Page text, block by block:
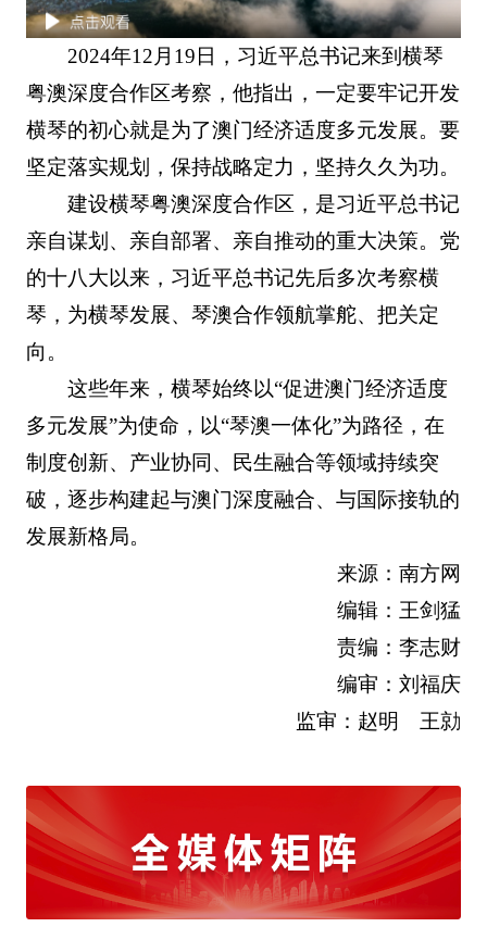
2024年12月19日，习近平总书记来到横琴
粤澳深度合作区考察，他指出，一定要牢记开发
横琴的初心就是为了澳门经济适度多元发展。要
坚定落实规划，保持战略定力，坚持久久为功。
建设横琴粤澳深度合作区，是习近平总书记
亲自谋划、亲自部署、亲自推动的重大决策。党
的十八大以来，习近平总书记先后多次考察横
琴，为横琴发展、琴澳合作领航掌舵、把关定
向。
这些年来，横琴始终以“促进澳门经济适度
多元发展”为使命，以“琴澳一体化”为路径，在
制度创新、产业协同、民生融合等领域持续突
破，逐步构建起与澳门深度融合、与国际接轨的
发展新格局。
来源：南方网
编辑：王剑猛
责编：李志财
编审：刘福庆
监审：赵明 王勍